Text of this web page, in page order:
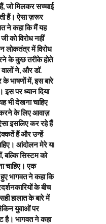
हैं, जो मिलकर सच्चाई
हैं। ऐसा ज़रूर
ने कहा कि मैं यह
को विरोध नहीं
लोकतंत्र में विरोध
के कुछ तरीके होते
ने, और डॉ.
भाषणों में, इस बारे
पर ध्यान दिया
भी देखना चाहिए
के लिए आवाज़
इसलिए कर रहे हैं
हैं और उन्हें
आंदोलन मेरे या
सिस्टम को
चाहिए। एक
भागवत ने कहा कि
के बीच
हालात के बारे में
युवाओं पर
है। भागवत ने कहा